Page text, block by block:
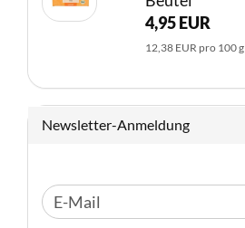
4,95 EUR
12,38 EUR pro 100 g
Newsletter-Anmeldung
WEITER
ZUR
E-